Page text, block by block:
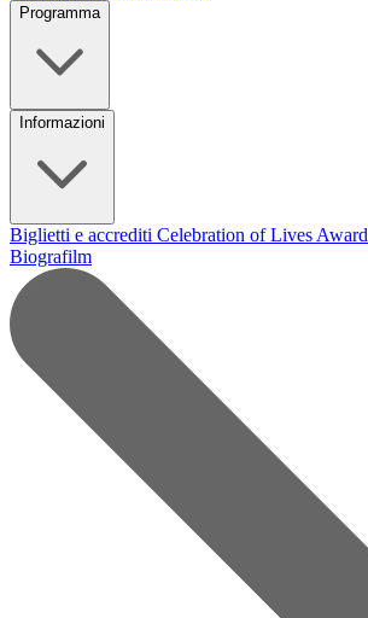
Programma
Informazioni
Biglietti e accrediti Celebration of Lives Award
Biografilm